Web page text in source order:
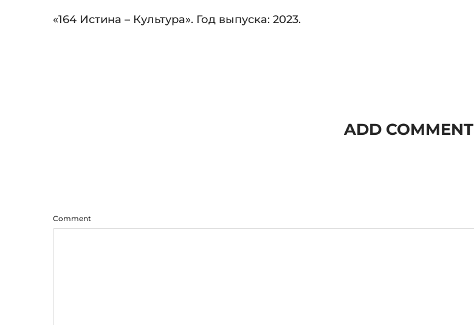
Audio
«164 Истина – Культура». Год выпуска: 2023.
ADD COMMENT
Comment